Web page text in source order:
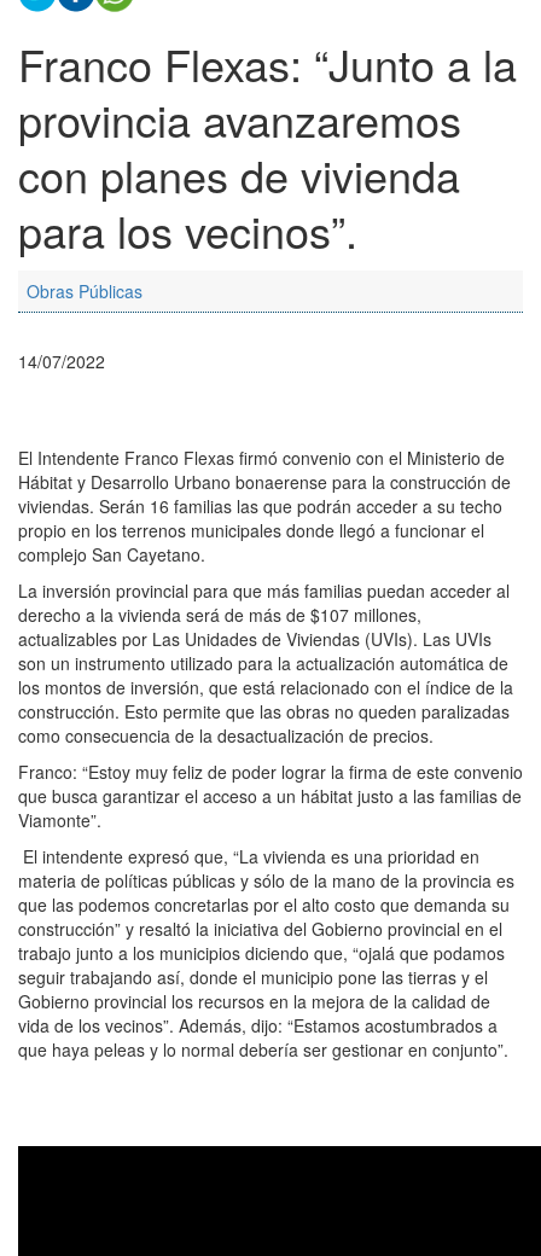
Franco Flexas: “Junto a la
provincia avanzaremos
con planes de vivienda
para los vecinos”.
Obras Públicas
14/07/2022
El Intendente Franco Flexas firmó convenio con el Ministerio de
Hábitat y Desarrollo Urbano bonaerense para la construcción de
viviendas. Serán 16 familias las que podrán acceder a su techo
propio en los terrenos municipales donde llegó a funcionar el
complejo San Cayetano.
La inversión provincial para que más familias puedan acceder al
derecho a la vivienda será de más de $107 millones,
actualizables por Las Unidades de Viviendas (UVIs). Las UVIs
son un instrumento utilizado para la actualización automática de
los montos de inversión, que está relacionado con el índice de la
construcción. Esto permite que las obras no queden paralizadas
como consecuencia de la desactualización de precios.
Franco: “Estoy muy feliz de poder lograr la firma de este convenio
que busca garantizar el acceso a un hábitat justo a las familias de
Viamonte”.
El intendente expresó que, “La vivienda es una prioridad en
materia de políticas públicas y sólo de la mano de la provincia es
que las podemos concretarlas por el alto costo que demanda su
construcción” y resaltó la iniciativa del Gobierno provincial en el
trabajo junto a los municipios diciendo que, “ojalá que podamos
seguir trabajando así, donde el municipio pone las tierras y el
Gobierno provincial los recursos en la mejora de la calidad de
vida de los vecinos”. Además, dijo: “Estamos acostumbrados a
que haya peleas y lo normal debería ser gestionar en conjunto”.